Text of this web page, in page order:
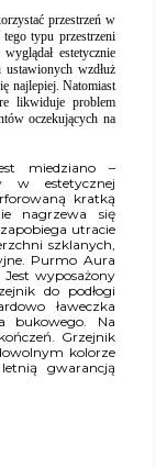
przestrzeń w
typu przestrzeni
estetycznie
ustawionych wzdłuż
najlepiej. Natomiast
likwiduje problem
oczekujących na
miedziano –
w estetycznej
kratką
nagrzewa się
utracie
szklanych,
Purmo Aura
wyposażony
do podłogi
ławeczka
bukowego. Na
Grzejnik
kolorze
gwarancją